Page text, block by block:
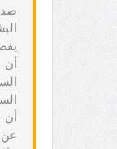
عن